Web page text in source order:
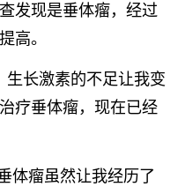
发现是垂体瘤，经过
高。
生长激素的不足让我变
疗垂体瘤，现在已经
体瘤虽然让我经历了